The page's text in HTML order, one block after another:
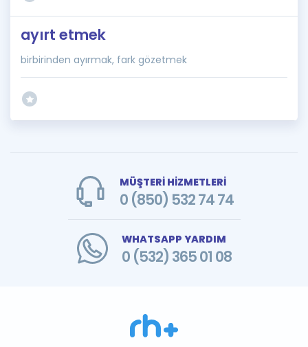
ayırt etmek
birbirinden ayırmak, fark gözetmek
MÜŞTERİ HİZMETLERİ
0 (850) 532 74 74
WHATSAPP YARDIM
0 (532) 365 01 08